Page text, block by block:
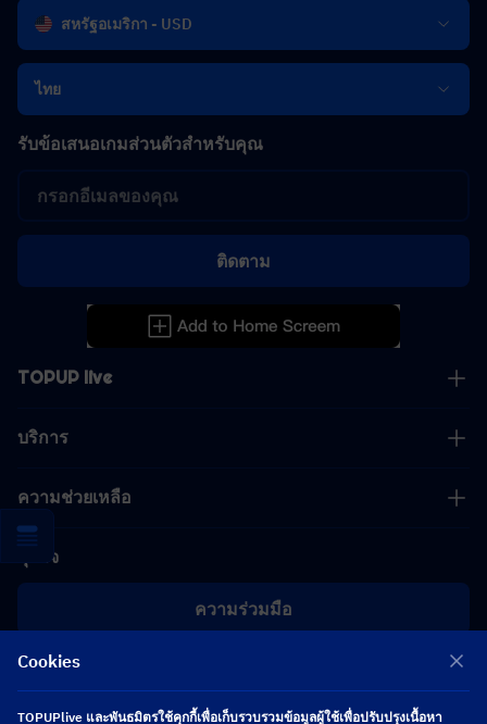
สหรัฐอเมริกา - USD
ไทย
TOPUP live
บริการ
ความช่วยเหลือ
ธุรกิจ
ความร่วมมือ
[email protected]
[email protected]
รับข้อเสนอเกมส่วนตัวสำหรับคุณ
ติดตาม
Cookies
TOPUPlive และพันธมิตรใช้คุกกี้เพื่อเก็บรวบรวมข้อมูลผู้ใช้เพื่อปรับปรุงเนื้อหา